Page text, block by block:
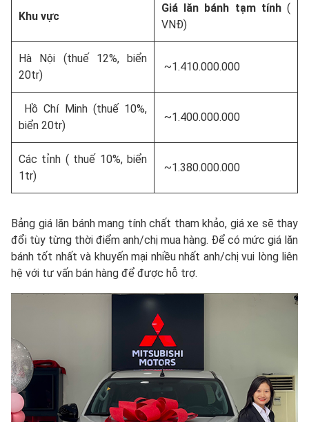
Khu vực
Giá lăn bánh tạm tính(
VNĐ)
Hà Nội (thuế 12%, biển
20tr)
~1.410.000.000
Hồ Chí Minh (thuế 10%,
biển 20tr)
~1.400.000.000
Các tỉnh ( thuế 10%, biển
1tr)
~1.380.000.000
Bảng giá lăn bánh mang tính chất tham khảo, giá xe sẽ thay
đổi tùy từng thời điểm anh/chị mua hàng. Để có mức giá lăn
bánh tốt nhất và khuyến mại nhiều nhất anh/chị vui lòng liên
hệ với tư vấn bán hàng để được hỗ trợ.